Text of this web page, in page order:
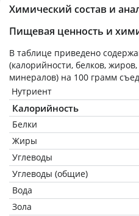
Химический состав и
Пищевая ценность и
В таблице приведено
(калорийности, белков,
минералов) на 100 грамм
Нутриент
Калорийность
Белки
Жиры
Углеводы
Углеводы (общие)
Вода
Зола